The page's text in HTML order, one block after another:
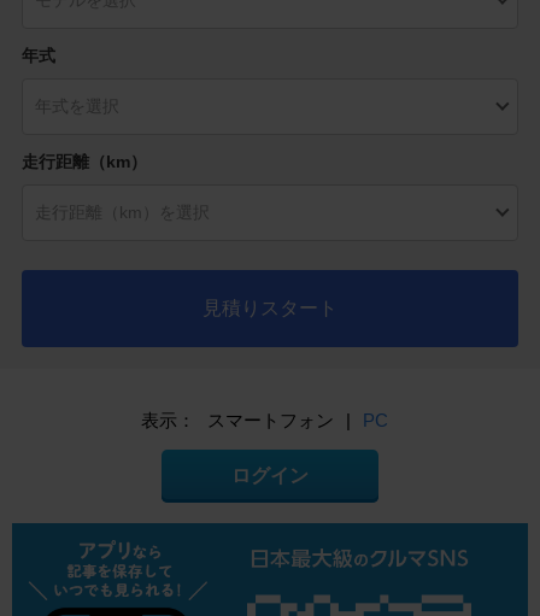
年式
走行距離（km）
見積りスタート
表示： スマートフォン | PC
ログイン